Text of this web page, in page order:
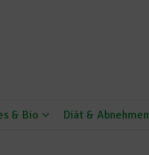
& Bio Diät & Abnehmen